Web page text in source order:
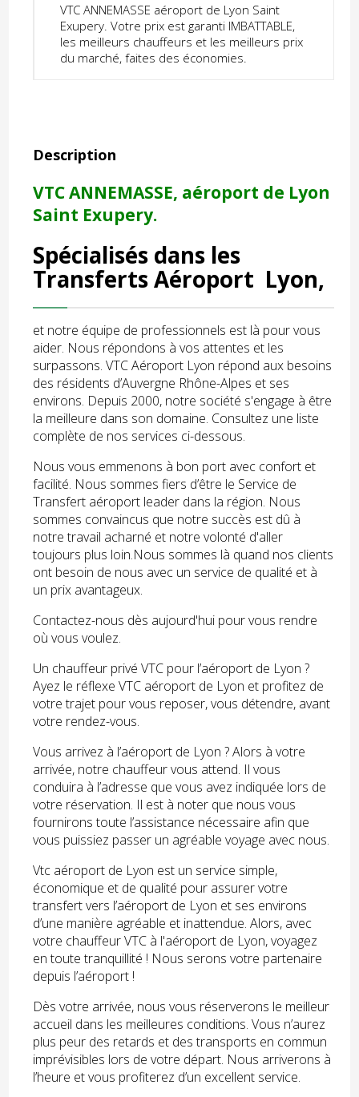
VTC ANNEMASSE aéroport de Lyon Saint
Exupery. Votre prix est garanti IMBATTABLE,
les meilleurs chauffeurs et les meilleurs prix
du marché, faites des économies.
Description
VTC ANNEMASSE, aéroport de Lyon
Saint Exupery.
Spécialisés dans les
Transferts Aéroport Lyon,
et notre équipe de professionnels est là pour vous
aider. Nous répondons à vos attentes et les
surpassons. VTC Aéroport Lyon répond aux besoins
des résidents d’Auvergne Rhône-Alpes et ses
environs. Depuis 2000, notre société s'engage à être
la meilleure dans son domaine. Consultez une liste
complète de nos services ci-dessous.
Nous vous emmenons à bon port avec confort et
facilité. Nous sommes fiers d’être le Service de
Transfert aéroport leader dans la région. Nous
sommes convaincus que notre succès est dû à
notre travail acharné et notre volonté d'aller
toujours plus loin.Nous sommes là quand nos clients
ont besoin de nous avec un service de qualité et à
un prix avantageux.
Contactez-nous dès aujourd'hui pour vous rendre
où vous voulez.
Un chauffeur privé VTC pour l’aéroport de Lyon ?
Ayez le réflexe VTC aéroport de Lyon et profitez de
votre trajet pour vous reposer, vous détendre, avant
votre rendez-vous.
Vous arrivez à l’aéroport de Lyon ? Alors à votre
arrivée, notre chauffeur vous attend. Il vous
conduira à l’adresse que vous avez indiquée lors de
votre réservation. Il est à noter que nous vous
fournirons toute l’assistance nécessaire afin que
vous puissiez passer un agréable voyage avec nous.
Vtc aéroport de Lyon est un service simple,
économique et de qualité pour assurer votre
transfert vers l’aéroport de Lyon et ses environs
d’une manière agréable et inattendue. Alors, avec
votre chauffeur VTC à l'aéroport de Lyon, voyagez
en toute tranquillité ! Nous serons votre partenaire
depuis l’aéroport !
Dès votre arrivée, nous vous réserverons le meilleur
accueil dans les meilleures conditions. Vous n’aurez
plus peur des retards et des transports en commun
imprévisibles lors de votre départ. Nous arriverons à
l’heure et vous profiterez d’un excellent service.